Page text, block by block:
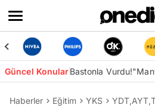
Güncel KonularBastonla Vurdu!
Haberler Eğitim YKS YDT,AYT,